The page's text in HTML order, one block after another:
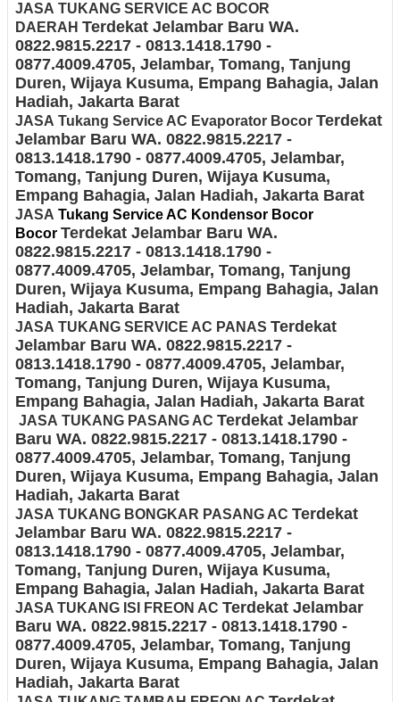
JASA TUKANG SERVICE AC BOCOR
DAERAH Terdekat Jelambar Baru WA.
0822.9815.2217 - 0813.1418.1790 -
0877.4009.4705, Jelambar, Tomang, Tanjung
Duren, Wijaya Kusuma, Empang Bahagia, Jalan
Hadiah, Jakarta Barat
JASA Tukang Service AC Evaporator Bocor Terdekat
Jelambar Baru WA. 0822.9815.2217 -
0813.1418.1790 - 0877.4009.4705, Jelambar,
Tomang, Tanjung Duren, Wijaya Kusuma,
Empang Bahagia, Jalan Hadiah, Jakarta Barat
JASA Tukang Service AC Kondensor Bocor
Bocor Terdekat Jelambar Baru WA.
0822.9815.2217 - 0813.1418.1790 -
0877.4009.4705, Jelambar, Tomang, Tanjung
Duren, Wijaya Kusuma, Empang Bahagia, Jalan
Hadiah, Jakarta Barat
JASA TUKANG SERVICE AC PANAS Terdekat
Jelambar Baru WA. 0822.9815.2217 -
0813.1418.1790 - 0877.4009.4705, Jelambar,
Tomang, Tanjung Duren, Wijaya Kusuma,
Empang Bahagia, Jalan Hadiah, Jakarta Barat
JASA TUKANG PASANG AC Terdekat Jelambar
Baru WA. 0822.9815.2217 - 0813.1418.1790 -
0877.4009.4705, Jelambar, Tomang, Tanjung
Duren, Wijaya Kusuma, Empang Bahagia, Jalan
Hadiah, Jakarta Barat
JASA TUKANG BONGKAR PASANG AC Terdekat
Jelambar Baru WA. 0822.9815.2217 -
0813.1418.1790 - 0877.4009.4705, Jelambar,
Tomang, Tanjung Duren, Wijaya Kusuma,
Empang Bahagia, Jalan Hadiah, Jakarta Barat
JASA TUKANG ISI FREON AC Terdekat Jelambar
Baru WA. 0822.9815.2217 - 0813.1418.1790 -
0877.4009.4705, Jelambar, Tomang, Tanjung
Duren, Wijaya Kusuma, Empang Bahagia, Jalan
Hadiah, Jakarta Barat